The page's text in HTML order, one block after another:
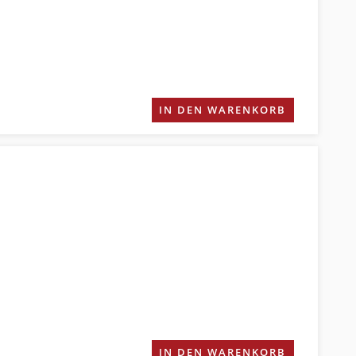
IN DEN WARENKORB
IN DEN WARENKORB